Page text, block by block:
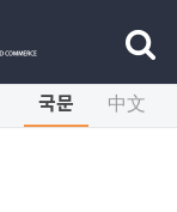
국문 中文